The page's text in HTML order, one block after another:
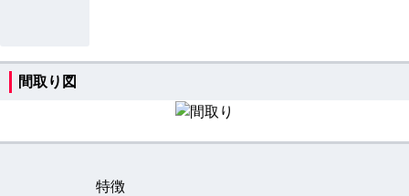
間取り図
特徴